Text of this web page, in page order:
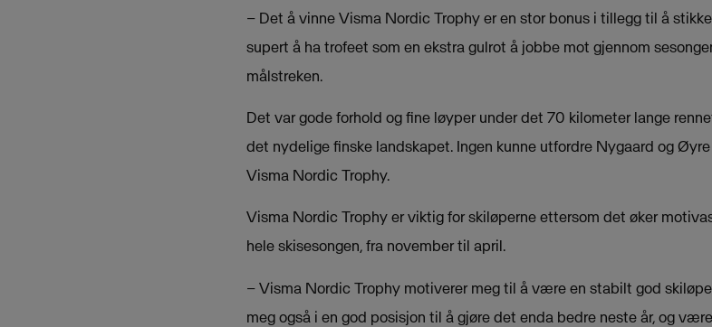
– Det å vinne Visma Nordic Trophy er en stor bonus i tillegg til å
supert å ha trofeet som en ekstra gulrot å jobbe mot gjennom
målstreken.
Det var gode forhold og fine løyper under det 70 kilometer lange
det nydelige finske landskapet. Ingen kunne utfordre Nygaard og
Visma Nordic Trophy.
Visma Nordic Trophy er viktig for skiløperne ettersom det øker
hele skisesongen, fra november til april.
– Visma Nordic Trophy motiverer meg til å være en stabilt god
meg også i en god posisjon til å gjøre det enda bedre neste år, og